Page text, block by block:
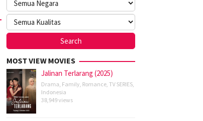
MOST VIEW MOVIES
Jalinan Terlarang (2025)
Drama, Family, Romance, TV SERIES,
Indonesia
38,949 views